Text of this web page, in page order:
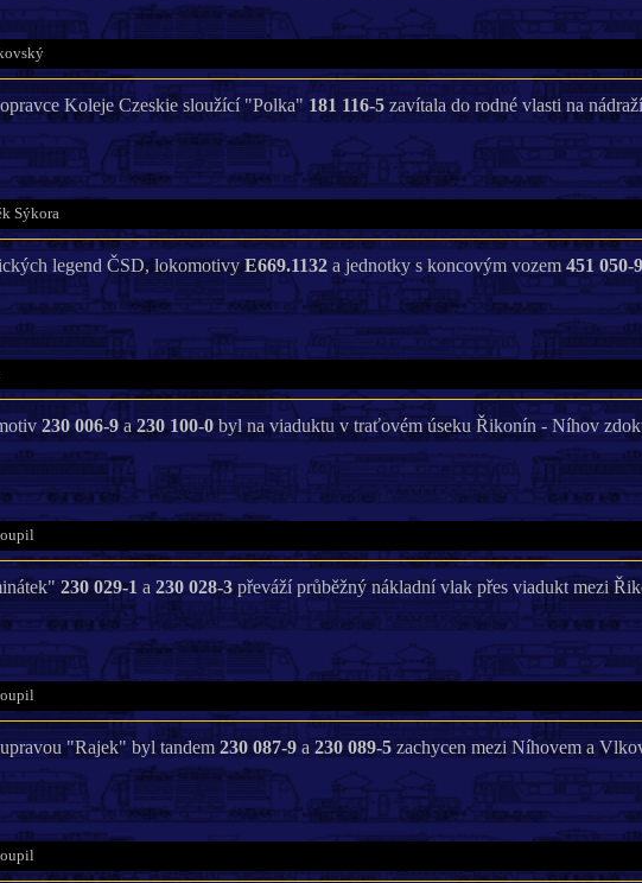
Koleje Czeskie sloužící "Polka" 181 116-5 zavítala do rodné vlasti na
Sýkora
legend ČSD, lokomotivyE669.1132 a jednotky s koncovým vozem 451 050-9
230 006-9 a230 100-0 byl na viaduktu v traťovém úseku Řikonín - Níhov
230 029-1 a 230 028-3 převáží průběžný nákladní vlak přes viadukt mezi
"Rajek" byl tandem 230 087-9 a 230 089-5 zachycen mezi Níhovem a